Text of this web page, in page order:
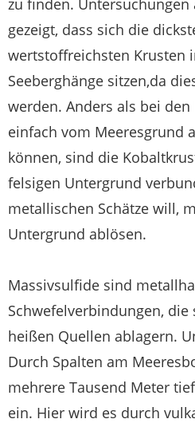
zu finden. Untersuchungen
gezeigt, dass sich die
wertstoffreichsten Krusten
Seeberghänge sitzen,da
werden. Anders als bei
einfach vom Meeresgrund
können, sind die
felsigen Untergrund
metallischen Schätze will,
Untergrund ablösen.
Massivsulfide sind
Schwefelverbindungen,
heißen Quellen ablagern.
Durch Spalten am
mehrere Tausend Meter
ein. Hier wird es durch